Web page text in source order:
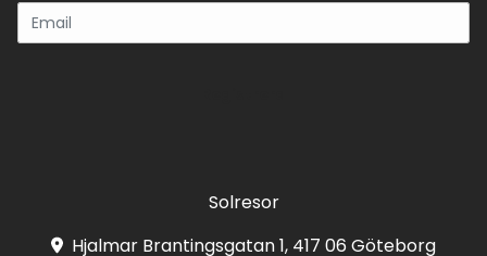
Solresor
Hjalmar Brantingsgatan 1, 417 06 Göteborg